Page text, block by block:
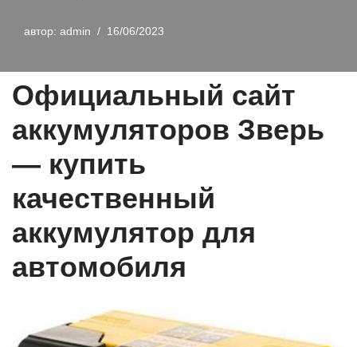
автор: admin 16/06/2023
Официальный сайт
аккумуляторов Зверь
— купить
качественный
аккумулятор для
автомобиля